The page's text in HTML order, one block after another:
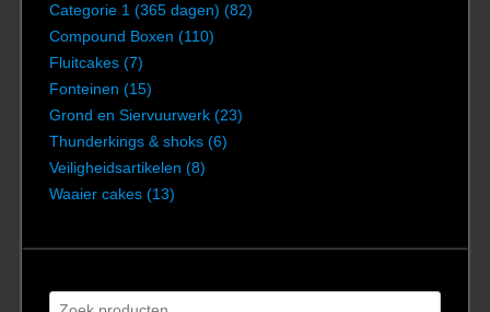
Categorie 1 (365 dagen) (82)
Compound Boxen (110)
Fluitcakes (7)
Fonteinen (15)
Grond en Siervuurwerk (23)
Thunderkings & shoks (6)
Veiligheidsartikelen (8)
Waaier cakes (13)
Zoeken